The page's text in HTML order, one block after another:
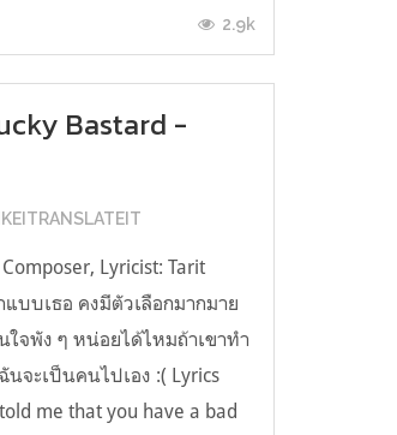
2.9k
Bastard -
Lyricist: Tarit
บบเธอ คงมีตัวเลือกมากมาย
ใจพัง ๆ หน่อยได้ไหมถ้าเขาทำ
จะเป็นคนไปเอง :( Lyrics
me that you have a bad